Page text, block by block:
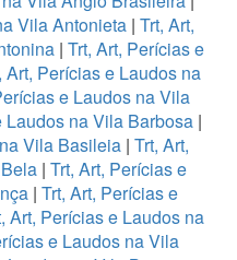
Vila Antonieta | Trt, Art,
| Trt, Art, Perícias e
Art, Perícias e Laudos na
e Laudos na Vila
Laudos na Vila Barbosa|
Vila Basileia | Trt, Art,
| Trt, Art, Perícias e
| Trt, Art, Perícias e
Art, Perícias e Laudos na
e Laudos na Vila